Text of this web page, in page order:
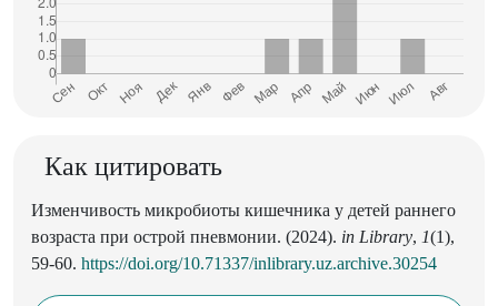
Как цитировать
Изменчивость микробиоты кишечника у детей раннего
возраста при острой пневмонии. (2024). in Library, 1(1),
59-60. https://doi.org/10.71337/inlibrary.uz.archive.30254